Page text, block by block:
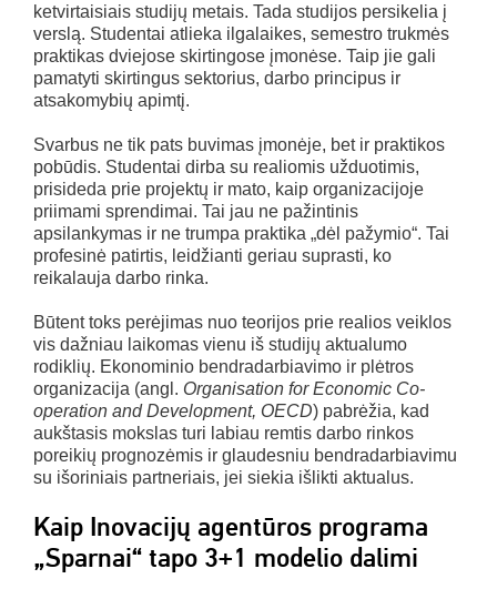
ketvirtaisiais studijų metais. Tada studijos persikelia į
verslą. Studentai atlieka ilgalaikes, semestro trukmės
praktikas dviejose skirtingose įmonėse. Taip jie gali
pamatyti skirtingus sektorius, darbo principus ir
atsakomybių apimtį.
Svarbus ne tik pats buvimas įmonėje, bet ir praktikos
pobūdis. Studentai dirba su realiomis užduotimis,
prisideda prie projektų ir mato, kaip organizacijoje
priimami sprendimai. Tai jau ne pažintinis
apsilankymas ir ne trumpa praktika „dėl pažymio“. Tai
profesinė patirtis, leidžianti geriau suprasti, ko
reikalauja darbo rinka.
Būtent toks perėjimas nuo teorijos prie realios veiklos
vis dažniau laikomas vienu iš studijų aktualumo
rodiklių. Ekonominio bendradarbiavimo ir plėtros
organizacija (angl. Organisation for Economic Co-
operation and Development, OECD) pabrėžia, kad
aukštasis mokslas turi labiau remtis darbo rinkos
poreikių prognozėmis ir glaudesniu bendradarbiavimu
su išoriniais partneriais, jei siekia išlikti aktualus.
Kaip Inovacijų agentūros programa
„Sparnai“ tapo 3+1 modelio dalimi